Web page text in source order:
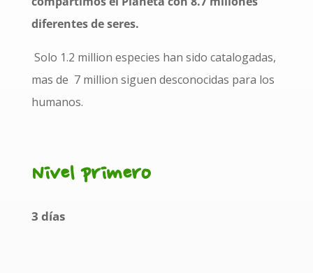
diferentes de seres.
Solo 1.2 million especies han sido catalogadas,
mas de 7 million siguen desconocidas para los
humanos.
Nivel primero
3 días